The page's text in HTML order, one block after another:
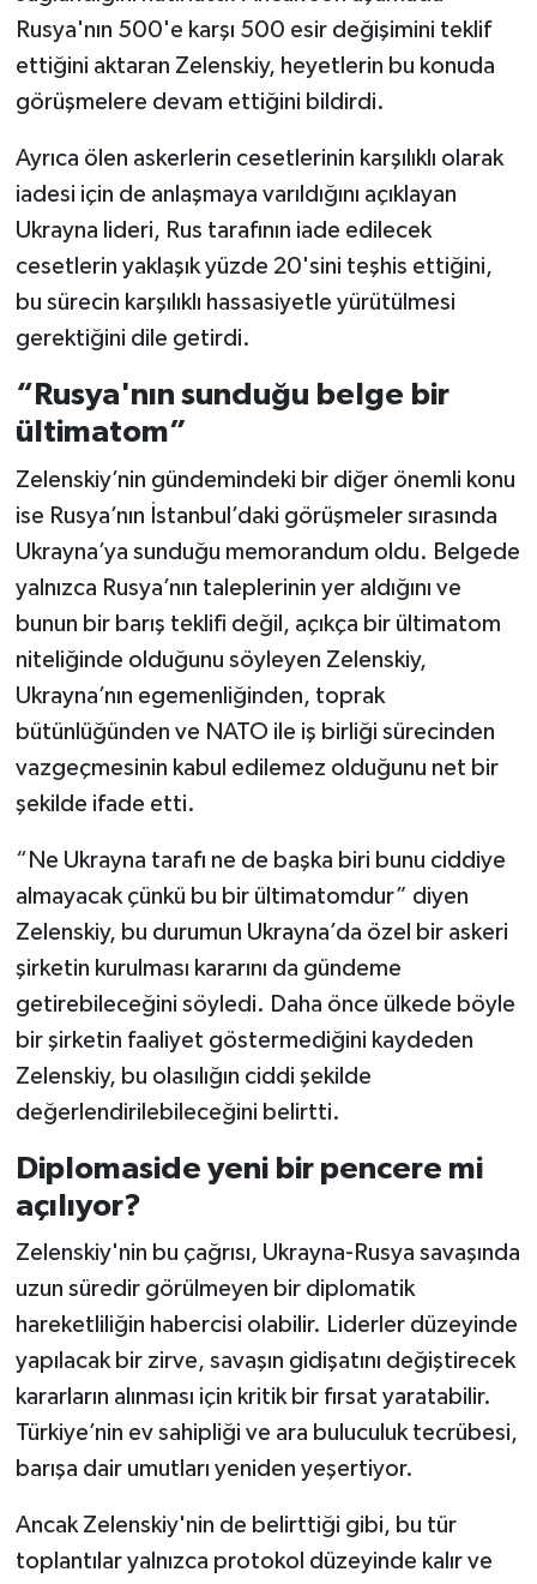
Rusya'nın 500'e karşı 500 esir değişimini teklif
ettiğini aktaran Zelenskiy, heyetlerin bu konuda
görüşmelere devam ettiğini bildirdi.
Ayrıca ölen askerlerin cesetlerinin karşılıklı olarak
iadesi için de anlaşmaya varıldığını açıklayan
Ukrayna lideri, Rus tarafının iade edilecek
cesetlerin yaklaşık yüzde 20'sini teşhis ettiğini,
bu sürecin karşılıklı hassasiyetle yürütülmesi
gerektiğini dile getirdi.
“Rusya'nın sunduğu belge bir
ültimatom”
Zelenskiy’nin gündemindeki bir diğer önemli konu
ise Rusya’nın İstanbul’daki görüşmeler sırasında
Ukrayna’ya sunduğu memorandum oldu. Belgede
yalnızca Rusya’nın taleplerinin yer aldığını ve
bunun bir barış teklifi değil, açıkça bir ültimatom
niteliğinde olduğunu söyleyen Zelenskiy,
Ukrayna’nın egemenliğinden, toprak
bütünlüğünden ve NATO ile iş birliği sürecinden
vazgeçmesinin kabul edilemez olduğunu net bir
şekilde ifade etti.
“Ne Ukrayna tarafı ne de başka biri bunu ciddiye
almayacak çünkü bu bir ültimatomdur” diyen
Zelenskiy, bu durumun Ukrayna’da özel bir askeri
şirketin kurulması kararını da gündeme
getirebileceğini söyledi. Daha önce ülkede böyle
bir şirketin faaliyet göstermediğini kaydeden
Zelenskiy, bu olasılığın ciddi şekilde
değerlendirilebileceğini belirtti.
Diplomaside yeni bir pencere mi
açılıyor?
Zelenskiy'nin bu çağrısı, Ukrayna-Rusya savaşında
uzun süredir görülmeyen bir diplomatik
hareketliliğin habercisi olabilir. Liderler düzeyinde
yapılacak bir zirve, savaşın gidişatını değiştirecek
kararların alınması için kritik bir fırsat yaratabilir.
Türkiye’nin ev sahipliği ve ara buluculuk tecrübesi,
barışa dair umutları yeniden yeşertiyor.
Ancak Zelenskiy'nin de belirttiği gibi, bu tür
toplantılar yalnızca protokol düzeyinde kalır ve